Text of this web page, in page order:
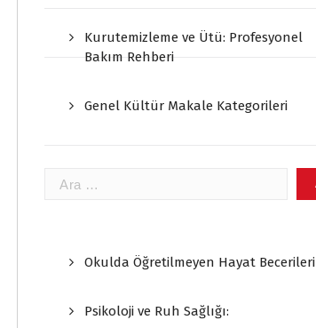
Kurutemizleme ve Ütü: Profesyonel
Bakım Rehberi
Genel Kültür Makale Kategorileri
Arama:
Okulda Öğretilmeyen Hayat Becerileri
Psikoloji ve Ruh Sağlığı: